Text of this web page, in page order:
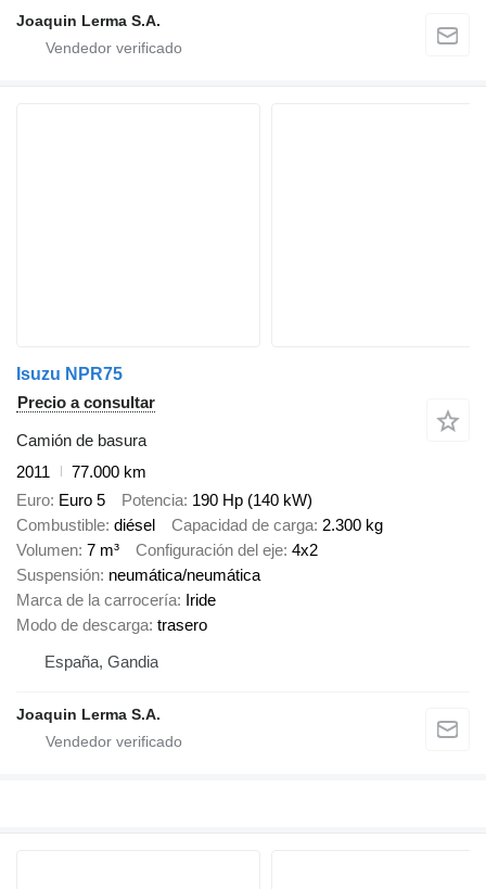
Joaquin Lerma S.A.
Isuzu NPR75
Precio a consultar
Camión de basura
2011
77.000 km
Euro Euro 5 Potencia 190 Hp (140 kW)
Combustible diésel Capacidad de carga 2.300 kg
Volumen 7 m³ Configuración del eje 4x2
Suspensión neumática/neumática
Marca de la carrocería Iride
Modo de descarga trasero
España, Gandia
Joaquin Lerma S.A.